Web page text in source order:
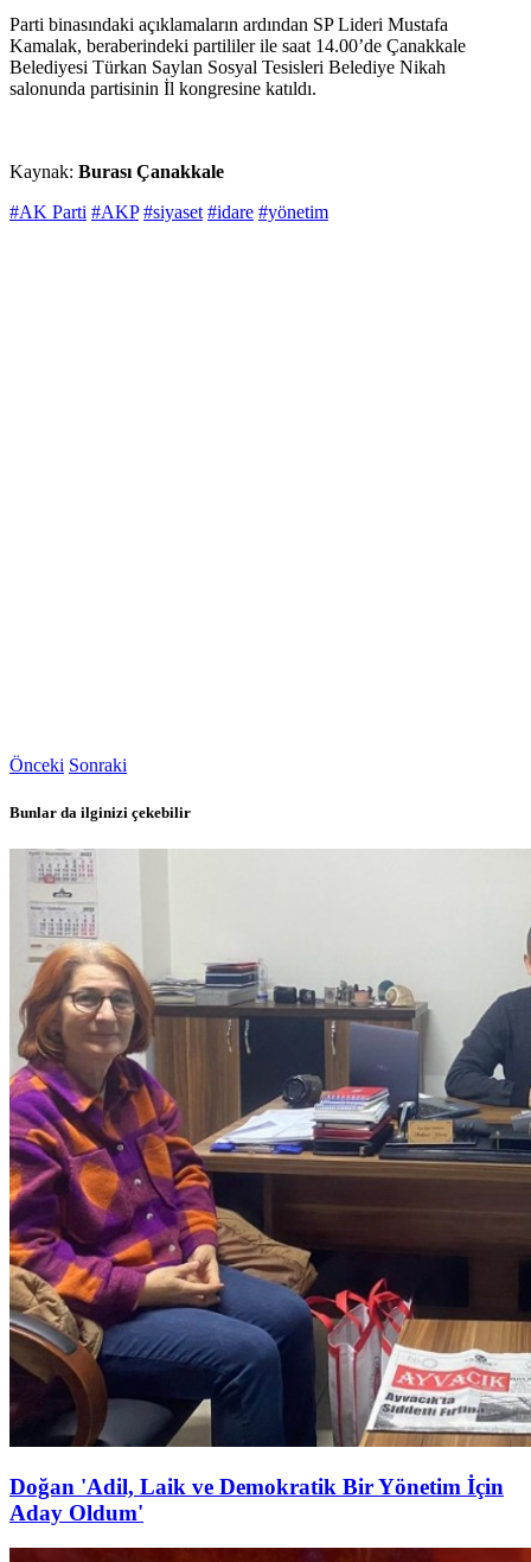
Parti binasındaki açıklamaların ardından SP Lideri Mustafa
Kamalak, beraberindeki partililer ile saat 14.00’de Çanakkale
Belediyesi Türkan Saylan Sosyal Tesisleri Belediye Nikah
salonunda partisinin İl kongresine katıldı.
Kaynak: Burası Çanakkale
#AK Parti #AKP #siyaset #idare #yönetim
Önceki Sonraki
Bunlar da ilginizi çekebilir
Doğan 'Adil, Laik ve Demokratik Bir Yönetim İçin
Aday Oldum'